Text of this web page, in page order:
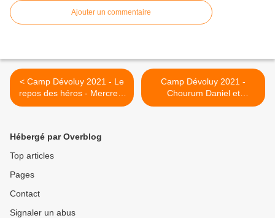
Ajouter un commentaire
< Camp Dévoluy 2021 - Le
repos des héros - Mercredi
04 août
Camp Dévoluy 2021 -
Chourum Daniel et
repérage sur la falaise de
Hébergé par Overblog
Top articles
Pages
Contact
Signaler un abus